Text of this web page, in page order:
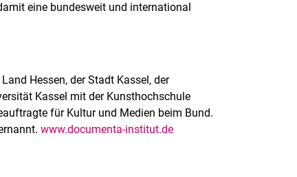
eine bundesweit und international
Hessen, der Stadt Kassel, der
Kassel mit der Kunsthochschule
für Kultur und Medien beim Bund.
www.documenta-institut.de